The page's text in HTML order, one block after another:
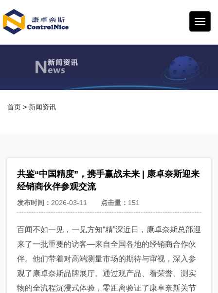
康卓
奈斯
首页 > 新闻资讯
共鉴“中国精度”，携手赢战未来 | 康卓奈斯迎来
经销商伙伴参观交流
发布时间： 2026-03-11 点击量： 151
百闻不如一见，一见方知“精”深近日，康卓奈斯总部迎
来了一批重要的访客—来自全国各地的经销商合作伙
伴。他们带着对高端测量市场的期待与审视，深入参
观了康卓奈斯品牌展厅。通过观产品、看荣誉、测实
物的全流程沉浸式体验，零距离验证了康卓奈斯关节